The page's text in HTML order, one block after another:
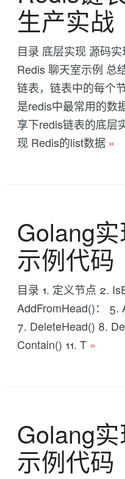
生产实战
目录 底层实现 源码
Redis 聊天室示例 总
链表，链表中的每个
是redis中最常用的数
享下redis链表的底层
现 Redis的list数据 »
Golang
示例代码
目录 1. 定义节点 2.
AddFromHead()： 5.
7. DeleteHead() 8.
Contain() 11. T »
Golang
示例代码